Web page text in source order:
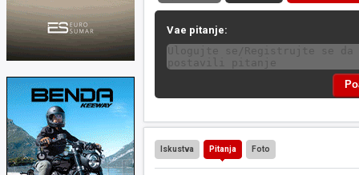
Vae pitanje:
Iskustva Pitanja Foto